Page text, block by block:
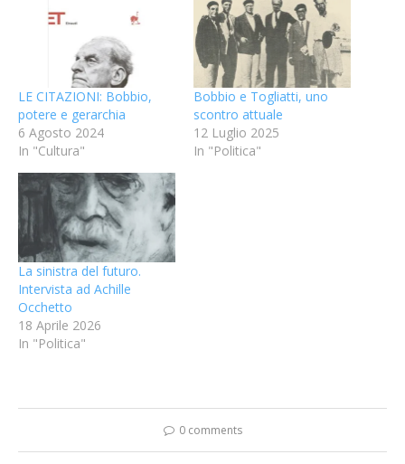
LE CITAZIONI: Bobbio,
potere e gerarchia
6 Agosto 2024
In "Cultura"
Bobbio e Togliatti, uno
scontro attuale
12 Luglio 2025
In "Politica"
La sinistra del futuro.
Intervista ad Achille
Occhetto
18 Aprile 2026
In "Politica"
0 comments